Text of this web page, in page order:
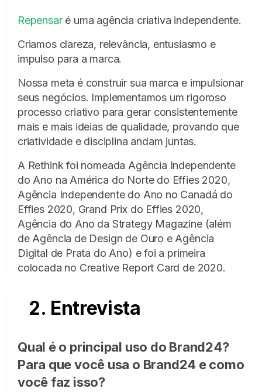
Repensaré uma agência criativa independente.
Criamos clareza, relevância, entusiasmo e
impulso para a marca.
Nossa meta é construir sua marca e impulsionar
seus negócios. Implementamos um rigoroso
processo criativo para gerar consistentemente
mais e mais ideias de qualidade, provando que
criatividade e disciplina andam juntas.
A Rethink foi nomeada Agência Independente
do Ano na América do Norte do Effies 2020,
Agência Independente do Ano no Canadá do
Effies 2020, Grand Prix do Effies 2020,
Agência do Ano da Strategy Magazine (além
de Agência de Design de Ouro e Agência
Digital de Prata do Ano) e foi a primeira
colocada no Creative Report Card de 2020.
2. Entrevista
Qual é o principal uso do Brand24?
Para que você usa o Brand24 e como
você faz isso?